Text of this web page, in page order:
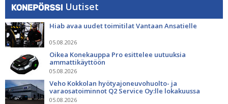
Uutiset
Hiab avaa uudet toimitilat Vantaan Ansatielle
05.08.2026
Oikea Konekauppa Pro esittelee uutuuksia
ammattikäyttöön
05.08.2026
Veho Kokkolan hyötyajoneuvohuolto- ja
varaosatoiminnot Q2 Service Oy:lle lokakuussa
05.08.2026